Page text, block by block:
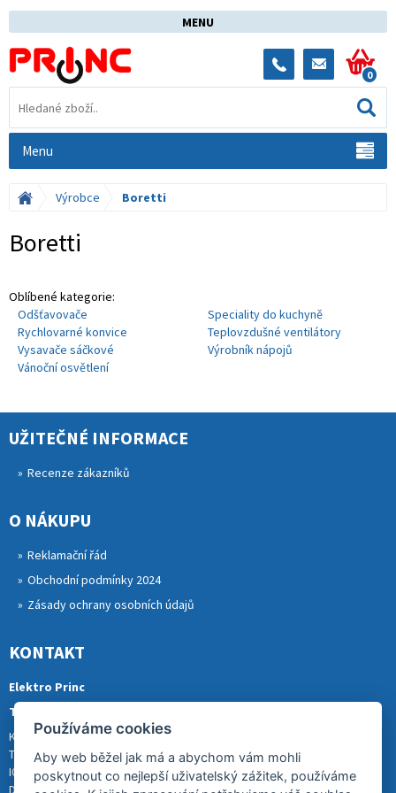
MENU
0
Menu
Výrobce Boretti
Boretti
Oblíbené kategorie:
Odšťavovače
Speciality do kuchyně
Rychlovarné konvice
Teplovzdušné ventilátory
Vysavače sáčkové
Výrobník nápojů
Vánoční osvětlení
UŽITEČNÉ INFORMACE
Recenze zákazníků
O NÁKUPU
Reklamační řád
Obchodní podmínky 2024
Zásady ochrany osobních údajů
KONTAKT
Elektro Princ
Tomáš Princ
Krkonošská 290, 46841 TANVALD
Tel.: 773 880 988
IČ: 01153731
DIČ: CZ8007202522
Používáme cookies
Aby web běžel jak má a abychom vám mohli
poskytnout co nejlepší uživatelský zážitek, používáme